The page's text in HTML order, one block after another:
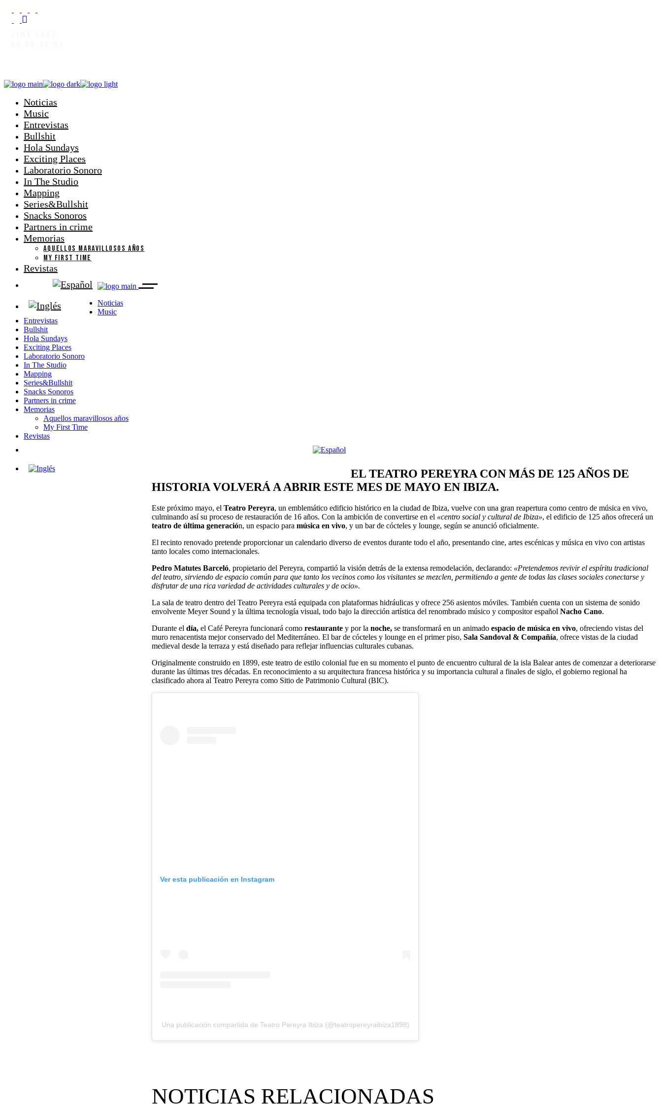
Noticias
Music
Entrevistas
Bullshit
Hola Sundays
Exciting Places
Laboratorio Sonoro
In The Studio
Mapping
Series&Bullshit
Snacks Sonoros
Partners in crime
Memorias
AQUELLOS MARAVILLOSOS AÑOS
MY FIRST TIME
Revistas
Noticias
Music
Entrevistas
Bullshit
Hola Sundays
Exciting Places
Laboratorio Sonoro
In The Studio
Mapping
Series&Bullshit
Snacks Sonoros
Partners in crime
Memorias
Aquellos maravillosos años
My First Time
Revistas
EL TEATRO PEREYRA CON MÁS DE 125 AÑOS DE
HISTORIA VOLVERÁ A ABRIR ESTE MES DE MAYO EN IBIZA.
Este próximo mayo, el Teatro Pereyra, un emblemático edificio histórico en la ciudad de Ibiza, vuelve con una gran reapertura como centro de música en vivo,
culminando así su proceso de restauración de 16 años. Con la ambición de convertirse en el «centro social y cultural de Ibiza», el edificio de 125 años ofrecerá un
teatro de última generación, un espacio para música en vivo, y un bar de cócteles y lounge, según se anunció oficialmente.
El recinto renovado pretende proporcionar un calendario diverso de eventos durante todo el año, presentando cine, artes escénicas y música en vivo con artistas
tanto locales como internacionales.
Pedro Matutes Barceló, propietario del Pereyra, compartió la visión detrás de la extensa remodelación, declarando: «Pretendemos revivir el espíritu tradicional
del teatro, sirviendo de espacio común para que tanto los vecinos como los visitantes se mezclen, permitiendo a gente de todas las clases sociales conectarse y
disfrutar de una rica variedad de actividades culturales y de ocio».
La sala de teatro dentro del Teatro Pereyra está equipada con plataformas hidráulicas y ofrece 256 asientos móviles. También cuenta con un sistema de sonido
envolvente Meyer Sound y la última tecnología visual, todo bajo la dirección artística del renombrado músico y compositor español Nacho Cano.
Durante el día, el Café Pereyra funcionará como restaurante y por la noche, se transformará en un animado espacio de música en vivo, ofreciendo vistas del
muro renacentista mejor conservado del Mediterráneo. El bar de cócteles y lounge en el primer piso, Sala Sandoval & Compañía, ofrece vistas de la ciudad
medieval desde la terraza y está diseñado para reflejar influencias culturales cubanas.
Originalmente construido en 1899, este teatro de estilo colonial fue en su momento el punto de encuentro cultural de la isla Balear antes de comenzar a deteriorarse
durante las últimas tres décadas. En reconocimiento a su arquitectura francesa histórica y su importancia cultural a finales de siglo, el gobierno regional ha
clasificado ahora al Teatro Pereyra como Sitio de Patrimonio Cultural (BIC).
Ver esta publicación en Instagram
Una publicación compartida de Teatro Pereyra Ibiza (@teatropereyraibiza1898)
NOTICIAS RELACIONADAS